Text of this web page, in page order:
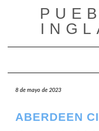
8 de mayo de 2023
ABERDEEN